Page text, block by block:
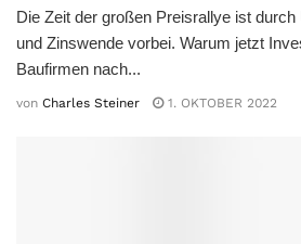
Die Zeit der großen Preisrallye ist
und Zinswende vorbei. Warum jetzt
Baufirmen nach...
von Charles Steiner 1. OKTOBER 2022